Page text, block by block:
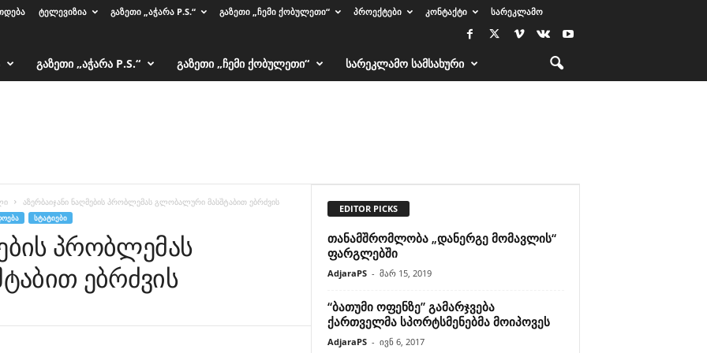
ᲢᲔᲚᲔᲕᲘᲖᲘᲐ ᲒᲐᲖᲔᲗᲘ „ᲐᲭᲐᲠᲐ P.S.“ ᲒᲐᲖᲔᲗᲘ „ᲩᲔᲛᲘ ᲥᲝᲑᲣᲚᲔᲗᲘ“ ᲞᲠᲝᲔᲥᲢᲔᲑᲘ ᲙᲝᲜᲢᲐᲥᲢᲘ ᲡᲐᲠᲔᲙᲚᲐᲛᲝ
ᲒᲐᲖᲔᲗᲘ „ᲐᲭᲐᲠᲐ P.S.“ ᲒᲐᲖᲔᲗᲘ „ᲩᲔᲛᲘ ᲥᲝᲑᲣᲚᲔᲗᲘ“ ᲡᲐᲠᲔᲙᲚᲐᲛᲝ ᲡᲐᲛᲡᲐᲮᲣᲠᲘ
აზერბაიჯანი ნაღმების პრობლემას გლობალური მასშტაბით ებრძვის
ᲡᲢᲐᲢᲘᲔᲑᲘ
პრობლემას
ებრძვის
EDITOR PICKS
თანამშრომლობა „დანერგე მომავლის“
ფარგლებში
AdjaraPS - მარ 15, 2019
“ბათუმი ოფენზე” გამარჯვება
ქართველმა სპორტსმენებმა მოიპოვეს
AdjaraPS - ივნ 6, 2017